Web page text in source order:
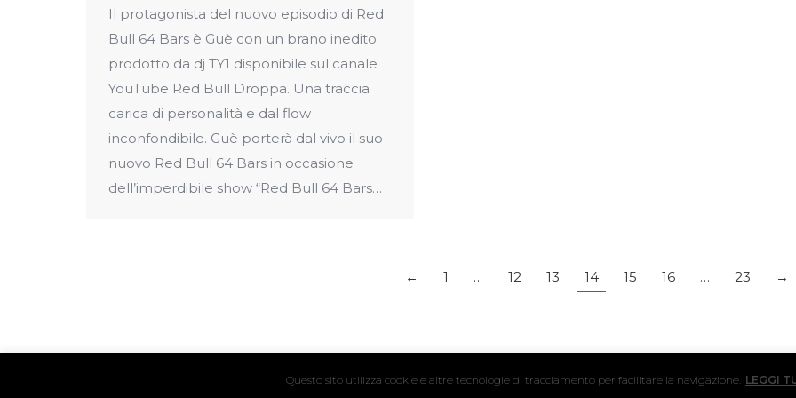
Il protagonista del nuovo episodio di Red
Bull 64 Bars è Guè con un brano inedito
prodotto da dj TY1 disponibile sul canale
YouTube Red Bull Droppa. Una traccia
carica di personalità e dal flow
inconfondibile. Guè porterà dal vivo il suo
nuovo Red Bull 64 Bars in occasione
dell’imperdibile show “Red Bull 64 Bars…
← 1 … 12 13 14 15 16 … 23 →
© 2024 Hyper Hyper / Vat. IT04411160239Questo sito utilizza cookie e altre tecnologie di tracciamento per facilitare la navigazione. LEGGI